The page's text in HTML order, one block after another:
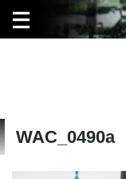
WAC_0490a